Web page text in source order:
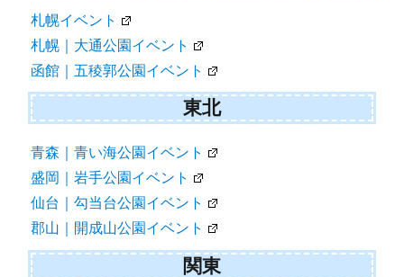
札幌イベント
札幌｜大通公園イベント
函館｜五稜郭公園イベント
東北
青森｜青い海公園イベント
盛岡｜岩手公園イベント
仙台｜勾当台公園イベント
郡山｜開成山公園イベント
関東